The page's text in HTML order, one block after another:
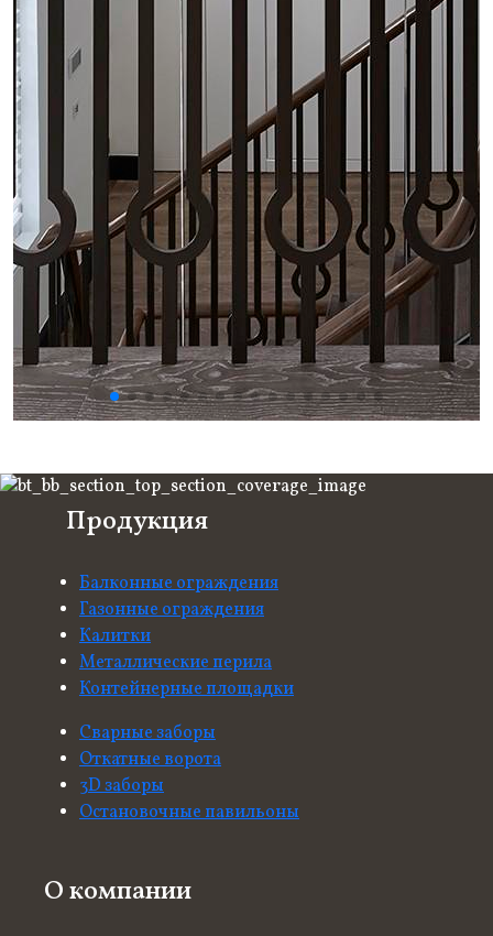
Продукция
Балконные ограждения
Газонные ограждения
Калитки
Металлические перила
Контейнерные площадки
Сварные заборы
Откатные ворота
3D заборы
Остановочные павильоны
О компании